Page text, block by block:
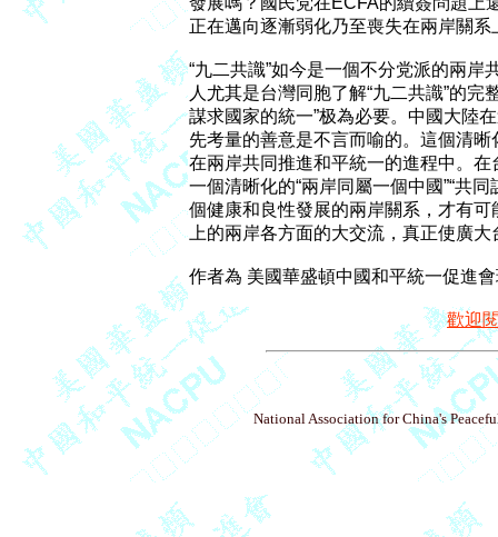
正在邁向逐漸弱化乃至喪失在兩岸關
“九二共識”如今是一個不分党派的兩岸
人尤其是台灣同胞了解“九二共識”的完
謀求國家的統一”极為必要。中國大陸
先考量的善意是不言而喻的。這個清
在兩岸共同推進和平統一的進程中。
一個清晰化的“兩岸同屬一個中國”“共
個健康和良性發展的兩岸關系，才有
上的兩岸各方面的大交流，真正使廣
歡迎
National Association for China's